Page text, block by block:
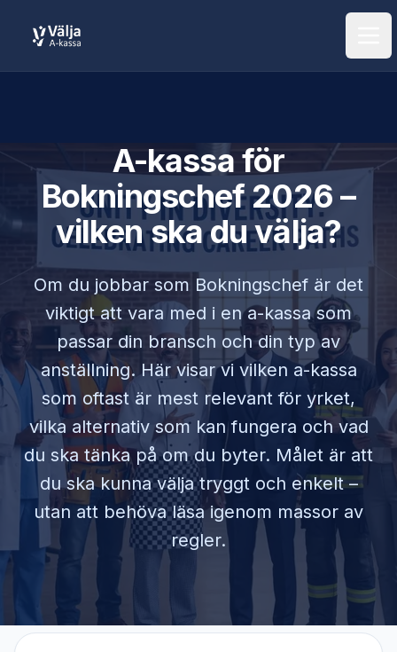
A-kassa för
Bokningschef2026 –
vilken ska du välja?
Om du jobbar som Bokningschef är det
viktigt att vara med i en a-kassa som
passar din bransch och din typ av
anställning. Här visar vi vilken a-kassa
som oftast är mest relevant för yrket,
vilka alternativ som kan fungera och vad
du ska tänka på om du byter. Målet är att
du ska kunna välja tryggt och enkelt –
utan att behöva läsa igenom massor av
regler.